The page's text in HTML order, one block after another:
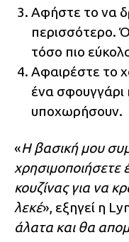
Αφήστε το να
περισσότερο.
τόσο πιο
Αφαιρέστε το
ένα
υποχωρήσουν.
«Η βασική μου
χρησιμοποιήσετε
κουζίνας για να
λεκέ», εξηγεί η
άλατα και θα